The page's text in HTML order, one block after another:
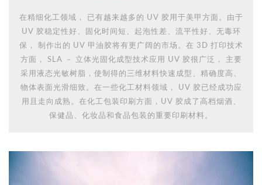
在精细化工领域， 已有越来越多的 UV 胶用于美甲方面。由于
UV 胶稳定性好、固化时间短、起泡性差、流平性好、无毒环
保， 制作出的 UV 甲油胶将有更广阔的市场。在 3D 打印技术
方面， SLA － 立体光固化成型技术应用 UV 胶很广泛， 主要
采用液态光敏树脂，使制得的三维材料快速成型、精确度高、
物体表面光滑细致。在一些化工材料领域， UV 胶已经成功应
用且走向成熟。在化工包装印刷方面，UV 胶成了高档烟酒、
保健品、化妆品和食品包装的重要印刷材料。